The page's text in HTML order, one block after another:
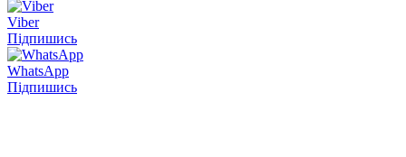
Viber
Підпишись
WhatsApp
Підпишись